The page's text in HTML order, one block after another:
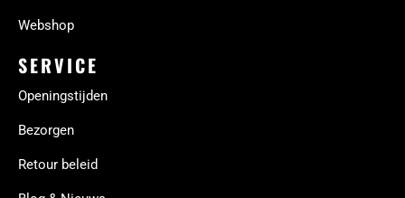
Webshop
SERVICE
Openingstijden
Bezorgen
Retour beleid